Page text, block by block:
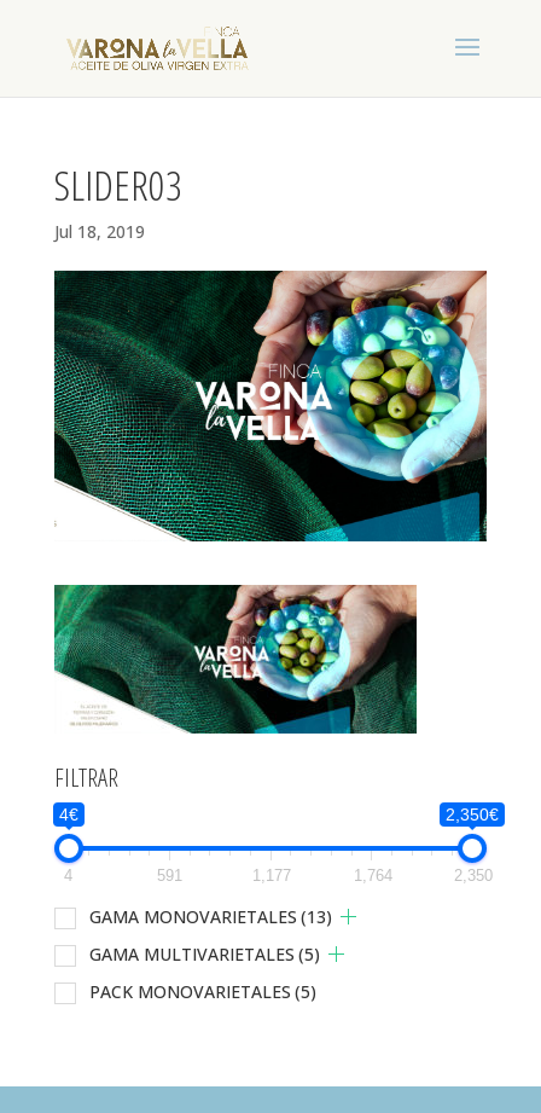
SLIDER03
Jul 18, 2019
FILTRAR
4€ 2,350€
4 591 1,177 1,764 2,350
GAMA MONOVARIETALES (13)
GAMA MULTIVARIETALES (5)
PACK MONOVARIETALES (5)